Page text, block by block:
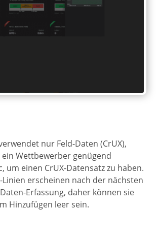
nur Feld-Daten (CrUX),
Wettbewerber genügend
um einen CrUX-Datensatz zu haben.
erscheinen nach der nächsten
Erfassung, daher können sie
Hinzufügen leer sein.